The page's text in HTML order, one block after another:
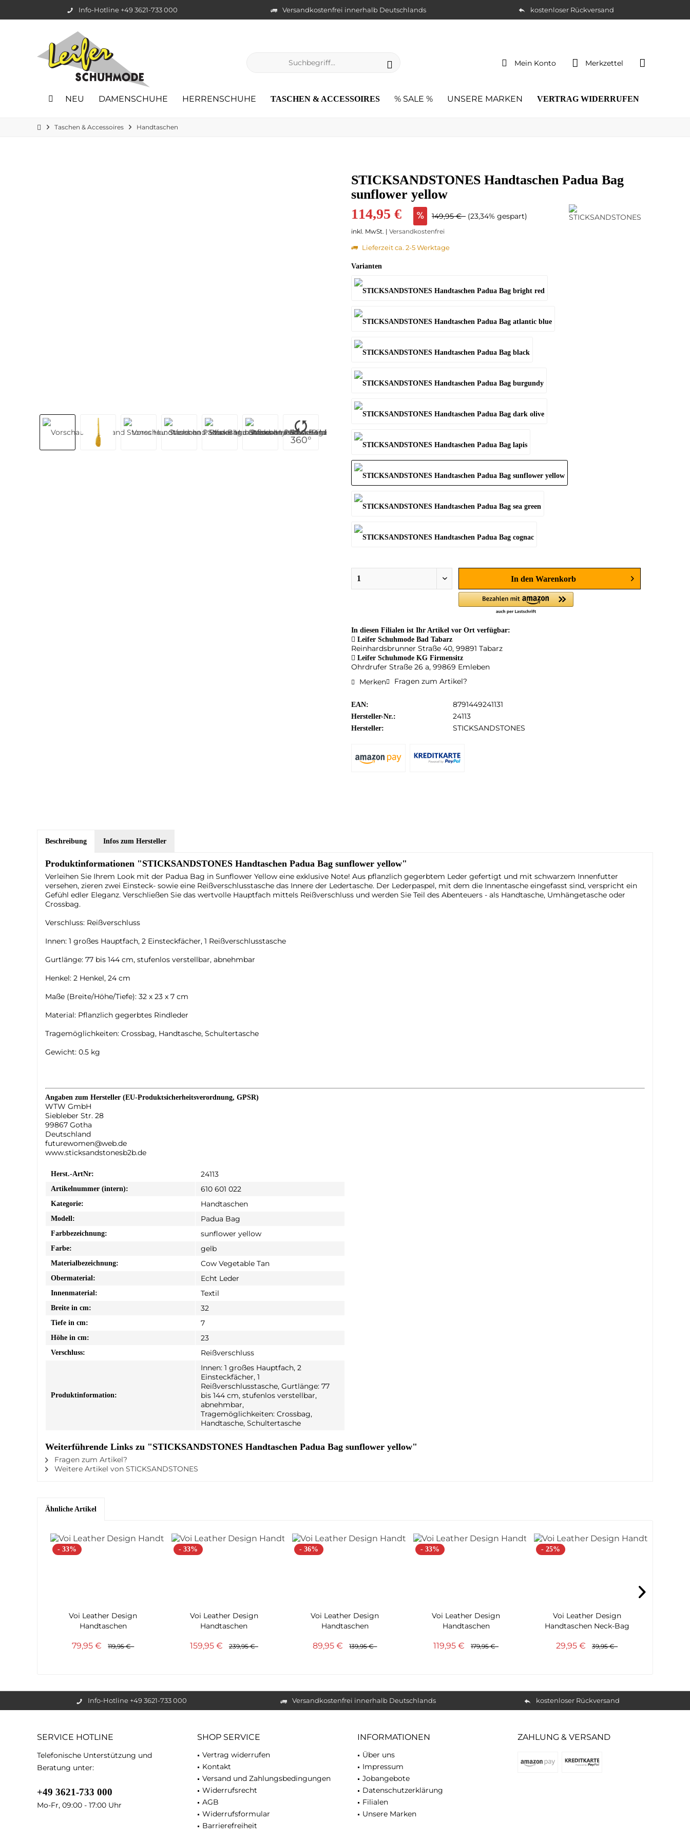
Info-Hotline +49 3621-733 000 Versandkostenfrei innerhalb Deutschlands kostenloser Rückversand
Merkzettel
Mein Konto
NEU DAMENSCHUHE HERRENSCHUHE TASCHEN & ACCESSOIRES % SALE % UNSERE MARKEN VERTRAG WIDERRUFEN
Taschen & Accessoires Handtaschen
360°
STICKSANDSTONES Handtaschen Padua Bag
sunflower yellow
114,95 € 149,95 € (23,34% gespart)
inkl. MwSt. | Versandkostenfrei
Lieferzeit ca. 2-5 Werktage
Varianten
In den Warenkorb
In diesen Filialen ist Ihr Artikel vor Ort verfügbar:
Leifer Schuhmode Bad Tabarz
Reinhardsbrunner Straße 40, 99891 Tabarz
Leifer Schuhmode KG Firmensitz
Ohrdrufer Straße 26 a, 99869 Emleben
Merken
Fragen zum Artikel?
EAN: 8791449241131
Hersteller-Nr.: 24113
Hersteller: STICKSANDSTONES
Beschreibung Infos zum Hersteller
Produktinformationen "STICKSANDSTONES Handtaschen Padua Bag sunflower yellow"
Verleihen Sie Ihrem Look mit der Padua Bag in Sunflower Yellow eine exklusive Note! Aus pflanzlich gegerbtem Leder gefertigt und mit schwarzem Innenfutter
versehen, zieren zwei Einsteck- sowie eine Reißverschlusstasche das Innere der Ledertasche. Der Lederpaspel, mit dem die Innentasche eingefasst sind, verspricht ein
Gefühl edler Eleganz. Verschließen Sie das wertvolle Hauptfach mittels Reißverschluss und werden Sie Teil des Abenteuers - als Handtasche, Umhängetasche oder
Crossbag.
Verschluss: Reißverschluss
Innen: 1 großes Hauptfach, 2 Einsteckfächer, 1 Reißverschlusstasche
Gurtlänge: 77 bis 144 cm, stufenlos verstellbar, abnehmbar
Henkel: 2 Henkel, 24 cm
Maße (Breite/Höhe/Tiefe): 32 x 23 x 7 cm
Material: Pflanzlich gegerbtes Rindleder
Tragemöglichkeiten: Crossbag, Handtasche, Schultertasche
Gewicht: 0.5 kg
Angaben zum Hersteller (EU-Produktsicherheitsverordnung, GPSR)
WTW GmbH
Siebleber Str. 28
99867 Gotha
Deutschland
futurewomen@web.de
www.sticksandstonesb2b.de
Herst.-ArtNr: 24113
Artikelnummer (intern): 610 601 022
Kategorie: Handtaschen
Modell: Padua Bag
Farbbezeichnung: sunflower yellow
Farbe: gelb
Materialbezeichnung: Cow Vegetable Tan
Obermaterial: Echt Leder
Innenmaterial: Textil
Breite in cm: 32
Tiefe in cm: 7
Höhe in cm: 23
Verschluss: Reißverschluss
Produktinformation:
Innen: 1 großes Hauptfach, 2
Einsteckfächer, 1
Reißverschlusstasche, Gurtlänge: 77
bis 144 cm, stufenlos verstellbar,
abnehmbar,
Tragemöglichkeiten: Crossbag,
Handtasche, Schultertasche
Weiterführende Links zu "STICKSANDSTONES Handtaschen Padua Bag sunflower yellow"
Fragen zum Artikel?
Weitere Artikel von STICKSANDSTONES
Ähnliche Artikel
- 33%
Voi Leather Design
Handtaschen
79,95 € 119,95 €
- 33%
Voi Leather Design
Handtaschen
159,95 € 239,95 €
- 36%
Voi Leather Design
Handtaschen
89,95 € 139,95 €
- 33%
Voi Leather Design
Handtaschen
119,95 € 179,95 €
- 25%
Voi Leather Design
Handtaschen Neck-Bag
29,95 € 39,95 €
Info-Hotline +49 3621-733 000 Versandkostenfrei innerhalb Deutschlands kostenloser Rückversand
SERVICE HOTLINE
Telefonische Unterstützung und
Beratung unter:
+49 3621-733 000
Mo-Fr, 09:00 - 17:00 Uhr
SHOP SERVICE
Vertrag widerrufen
Kontakt
Versand und Zahlungsbedingungen
Widerrufsrecht
AGB
Widerrufsformular
Barrierefreiheit
INFORMATIONEN
Über uns
Impressum
Jobangebote
Datenschutzerklärung
Filialen
Unsere Marken
ZAHLUNG & VERSAND